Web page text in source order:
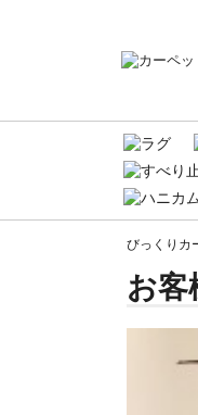
びっくりカ
お客